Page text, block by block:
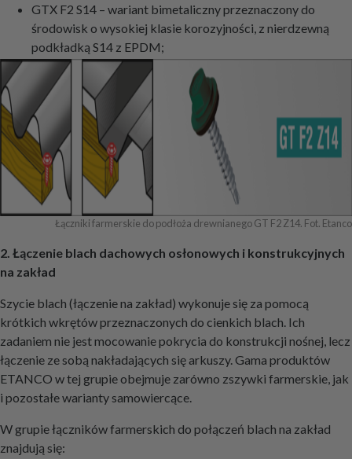
GTX F2 S14 – wariant bimetaliczny przeznaczony do
środowisk o wysokiej klasie korozyjności, z nierdzewną
podkładką S14 z EPDM;
Łączniki farmerskie do podłoża drewnianego GT F2 Z14. Fot. Etanco
2. Łączenie blach dachowych osłonowych i konstrukcyjnych
na zakład
Szycie blach (łączenie na zakład) wykonuje się za pomocą
krótkich wkrętów przeznaczonych do cienkich blach. Ich
zadaniem nie jest mocowanie pokrycia do konstrukcji nośnej, lecz
łączenie ze sobą nakładających się arkuszy. Gama produktów
ETANCO w tej grupie obejmuje zarówno zszywki farmerskie, jak
i pozostałe warianty samowiercące.
W grupie łączników farmerskich do połączeń blach na zakład
znajdują się: